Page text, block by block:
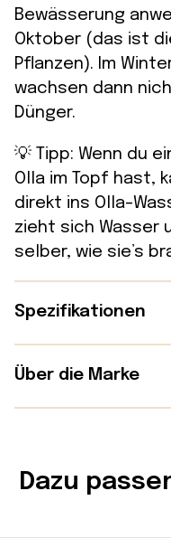
Bewässerung
Oktober (das ist
Pflanzen). Im
wachsen dann
Dünger.
💡 Tipp: Wenn du
Olla im Topf hast,
direkt ins Olla-
zieht sich Wasser
selber, wie sie’s
Spezifikationen
Details:
–
– Ergiebigkeit: ca.
Über die Marke
als reine Deko
alten Techniken
Dazu